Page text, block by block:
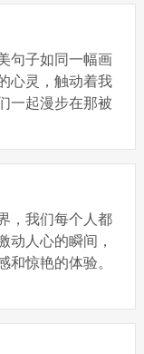
句子如同一幅画
心灵，触动着我
一起漫步在那被
心境变得宁静而
唯美...
，我们每个人都
动人心的瞬间，
和惊艳的体验。
静和内心的满
句子铺...